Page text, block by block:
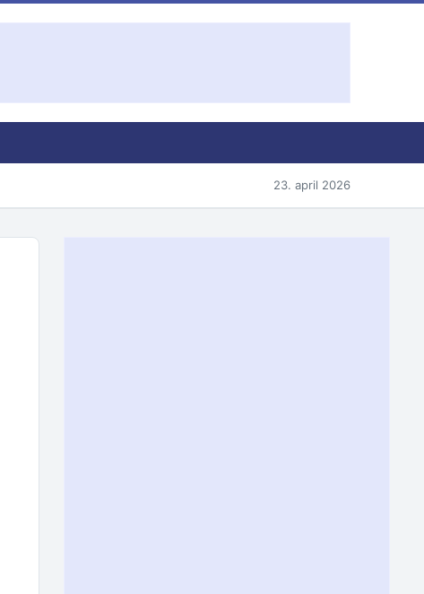
23. april 2026